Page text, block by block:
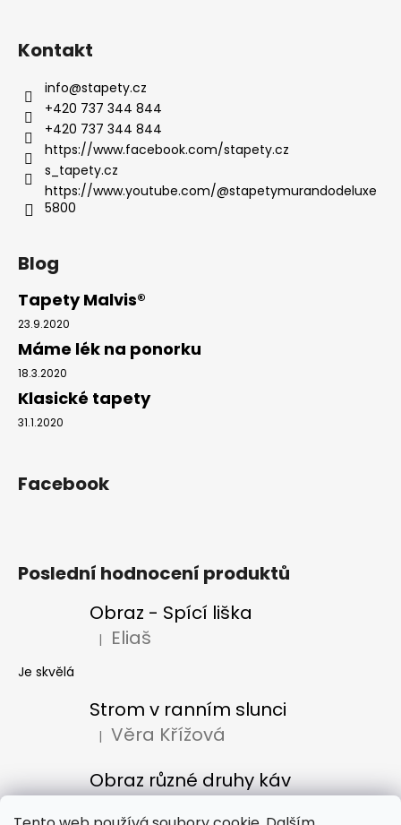
Kontakt
info@stapety.cz
+420 737 344 844
+420 737 344 844
https://www.facebook.com/stapety.cz
s_tapety.cz
https://www.youtube.com/@stapetymurandodeluxe
5800
Blog
Tapety Malvis®
23.9.2020
Máme lék na ponorku
18.3.2020
Klasické tapety
31.1.2020
Facebook
Poslední hodnocení produktů
Obraz - Spící liška
Hodnocení produktu je 5 z 5 hvězdiček.
| Eliaš
Je skvělá
Strom v ranním slunci
Hodnocení produktu je 5 z 5 hvězdiček.
| Věra Křížová
Obraz různé druhy káv
Hodnocení produktu je 5 z 5 hvězdiček.